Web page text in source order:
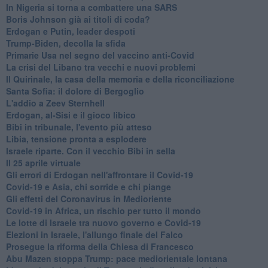
In Nigeria si torna a combattere una SARS
Boris Johnson già ai titoli di coda?
Erdogan e Putin, leader despoti
Trump-Biden, decolla la sfida
Primarie Usa nel segno del vaccino anti-Covid
La crisi del Libano tra vecchi e nuovi problemi
Il Quirinale, la casa della memoria e della riconciliazione
Santa Sofia: il dolore di Bergoglio
L'addio a ​Zeev Sternhell
Erdogan, al-Sisi e il gioco libico
Bibi in tribunale, l'evento più atteso
Libia, tensione pronta a esplodere
Israele riparte. Con il vecchio Bibi in sella
Il 25 aprile virtuale
Gli errori di Erdogan nell'affrontare il Covid-19
Covid-19 e Asia, chi sorride e chi piange
Gli effetti del Coronavirus in Medioriente
Covid-19 in Africa, un rischio per tutto il mondo
Le lotte di Israele tra nuovo governo e Covid-19
Elezioni in Israele, l'allungo finale del Falco
Prosegue la riforma della Chiesa di Francesco
Abu Mazen stoppa Trump: pace mediorientale lontana